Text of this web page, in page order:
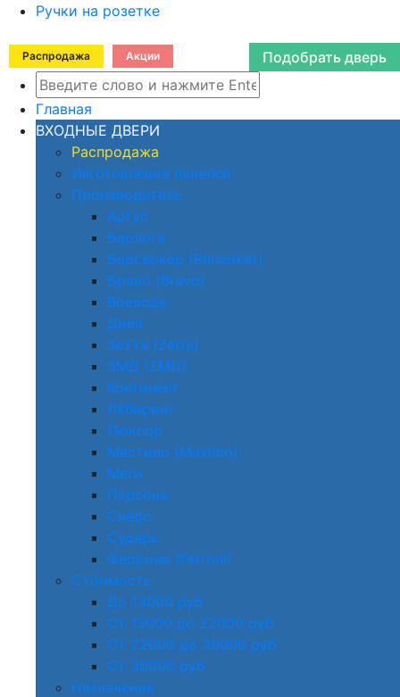
Ручки на розетке
Распродажа Акции Подобрать дверь
Главная
ВХОДНЫЕ ДВЕРИ
Распродажа
Изготовление панелей
Производитель
Аргус
Берлога
Берсеркер (Berserker)
Браво (Bravo)
Воевода
Дива
Зетта (Zetta)
ЗМД (ZMD)
Континент
Лабиринт
Люксор
Мастино (Mastino)
Меги
Персона
Снедо
Сударь
Феррони (Ferroni)
Стоимость
До 13000 руб
От 13000 до 22000 руб
От 22000 до 30000 руб
От 30000 руб
Назначение